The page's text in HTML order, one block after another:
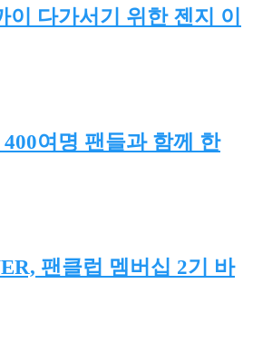
이 다가서기 위한 젠지 이
여명 팬들과 함께 한
팬클럽 멤버십 2기 바